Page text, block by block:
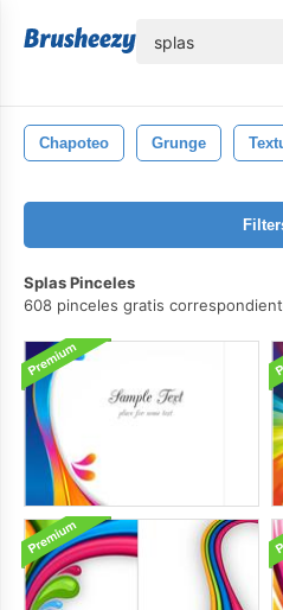
Chapoteo Grunge
Splas Pinceles
608 pinceles gratis